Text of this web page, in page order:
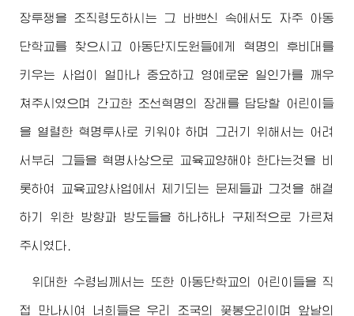
장투쟁을 조직령도하시는 그 바쁘신 속에서도 자주 아동
단학교를 찾으시고 아동단지도원들에게 혁명의 후비대를
키우는 사업이 얼마나 중요하고 영예로운 일인가를 깨우
쳐주시였으며 간고한 조선혁명의 장래를 담당할 어린이들
을 열렬한 혁명투사로 키워야 하며 그러기 위해서는 어려
서부터 그들을 혁명사상으로 교육교양해야 한다는것을 비
롯하여 교육교양사업에서 제기되는 문제들과 그것을 해결
하기 위한 방향과 방도들을 하나하나 구체적으로 가르쳐
주시였다.
위대한 수령님 께서는 또한 아동단학교의 어린이들을 직
접 만나시여 너희들은 우리 조국의 꽃봉오리이며 앞날의